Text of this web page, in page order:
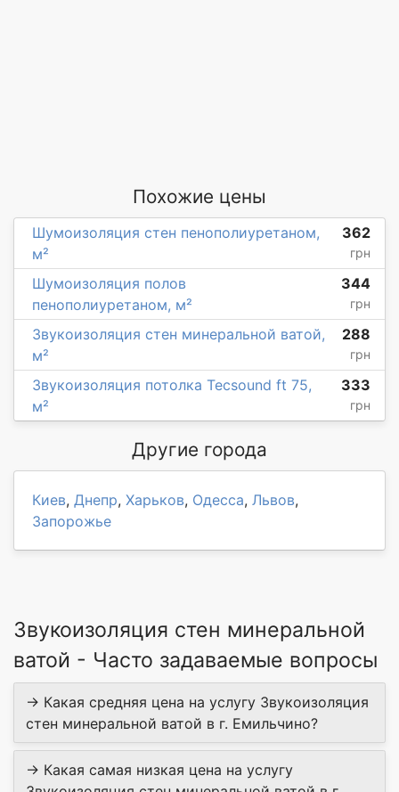
Похожие цены
Шумоизоляция стен пенополиуретаном,
м²
362
грн
Шумоизоляция полов
пенополиуретаном, м²
344
грн
Звукоизоляция стен минеральной ватой,
м²
288
грн
Звукоизоляция потолка Tecsound ft 75,
м²
333
грн
Другие города
Киев, Днепр, Харьков, Одесса, Львов,
Запорожье
Звукоизоляция стен минеральной
ватой - Часто задаваемые вопросы
→ Какая средняя цена на услугу Звукоизоляция
стен минеральной ватой в г. Емильчино?
→ Какая самая низкая цена на услугу